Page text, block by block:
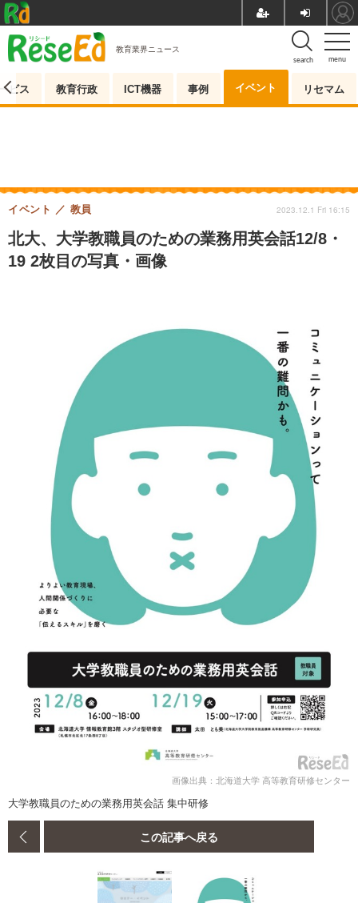
menu
search
教育業界ニュース
ビス 教育行政 ICT機器 事例 イベント リセマム
北大、大学教職員のための業務用英会話12/8・
19 2枚目の写真・画像
イベント 教員 2023.12.1 Fri 16:15
画像出典：北海道大学 高等教育研修センター
大学教職員のための業務用英会話 集中研修
この記事へ戻る